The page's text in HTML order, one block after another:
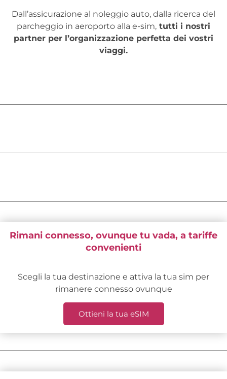
Dall’assicurazione al noleggio auto, dalla ricerca del
parcheggio in aeroporto alla e-sim, tutti i nostri
partner per l’organizzazione perfetta dei vostri
viaggi.
Rimani connesso, ovunque tu vada, a tariffe
convenienti
Scegli la tua destinazione e attiva la tua sim per
rimanere connesso ovunque
Ottieni la tua eSIM